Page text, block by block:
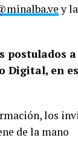
y
postulados
en
los
de la mano